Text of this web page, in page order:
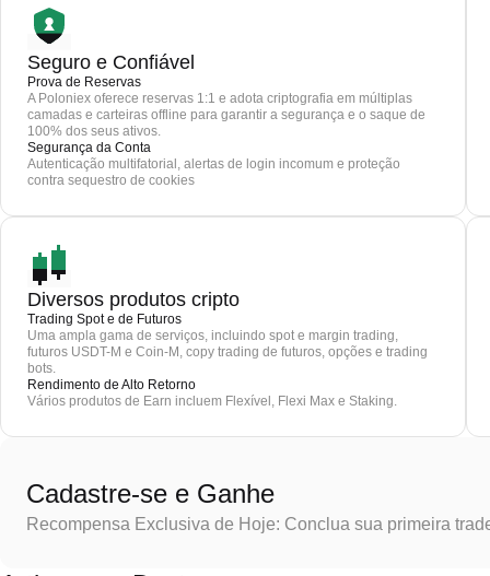
Seguro e Confiável
Prova de Reservas
A Poloniex oferece reservas 1:1 e adota criptografia em múltiplas
camadas e carteiras offline para garantir a segurança e o saque de
100% dos seus ativos.
Segurança da Conta
Autenticação multifatorial, alertas de login incomum e proteção
contra sequestro de cookies
Diversos produtos cripto
Trading Spot e de Futuros
Uma ampla gama de serviços, incluindo spot e margin trading,
futuros USDT-M e Coin-M, copy trading de futuros, opções e trading
bots.
Rendimento de Alto Retorno
Vários produtos de Earn incluem Flexível, Flexi Max e Staking.
Cadastre-se e Ganhe
Recompensa Exclusiva de Hoje: Conclua sua primeira